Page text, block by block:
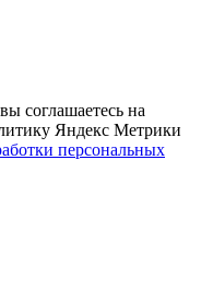
соглашаетесь на
Яндекс Метрики
персональных